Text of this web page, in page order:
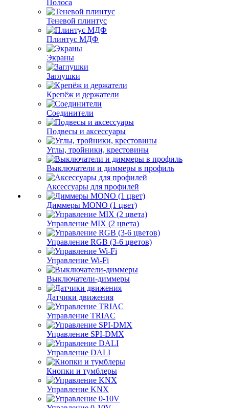
Полоса
Теневой плинтус
Плинтус МДФ
Экраны
Заглушки
Крепёж и держатели
Соединители
Подвесы и аксессуары
Углы, тройники, крестовины
Выключатели и диммеры в профиль
Аксессуары для профилей
Диммеры MONO (1 цвет)
Управление MIX (2 цвета)
Управление RGB (3-6 цветов)
Управление Wi-Fi
Выключатели-диммеры
Датчики движения
Управление TRIAC
Управление SPI-DMX
Управление DALI
Кнопки и тумблеры
Управление KNX